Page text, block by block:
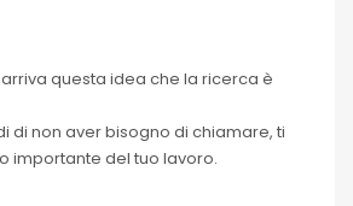
questa idea che la ricerca è
di non aver bisogno di chiamare, ti
importante del tuo lavoro.